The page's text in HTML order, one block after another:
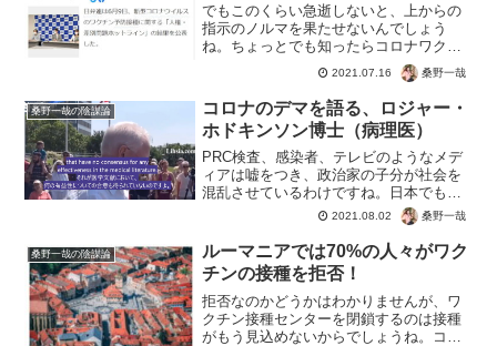
でもこのくらい急逝しないと、上からの
指示のノルマを果たせないんでしょう
ね。ちょっとでも知ったらコロナワクチ
ンを接種するなんて、気が狂ったと思わ
れるような判断。あとで副反応を後悔し
ても誰も相手しないし、人生はやり直せ
ないのに。まぁ私ならその場...
2021.07.16 桑野一哉
桑野一哉の陰謀論
コロナのデマを語る、ロジャー・
ホドキンソン博士（病理医）
PRC検査、感染者、テレビのようなメデ
ィアは嘘をつき、政治家の子分が社会を
混乱させているわけですね。日本でも自
作自演の医療ひっ迫による緊急事態宣
言、根拠のない飲食店や若者への制限な
どウソばかり。世界一の病床数、インフ
ルの時には１週間で２００...
2021.08.02 桑野一哉
桑野一哉の陰謀論
ルーマニアでは70%の人々がワク
チンの接種を拒否！
拒否なのかどうかはわかりませんが、ワ
クチン接種センターを閉鎖するのは接種
がもう見込めないからでしょうね。コロ